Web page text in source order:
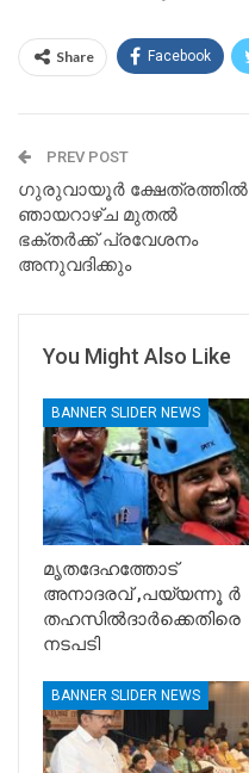
Share Facebook
PREV POST
ഗുരുവായൂർ ക്ഷേത്രത്തിൽ
ഞായറാഴ്ച മുതൽ
ഭക്തർക്ക് പ്രവേശനം
അനുവദിക്കും
You Might Also Like
BANNER SLIDER NEWS
മൃതദേഹത്തോട്
അനാദരവ് ,പയ്യന്നൂ ർ
തഹസിൽദാർക്കെതിരെ
നടപടി
BANNER SLIDER NEWS